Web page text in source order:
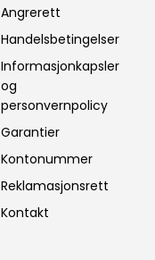
Angrerett
Handelsbetingelser
Informasjonkapsler
og
personvernpolicy
Garantier
Kontonummer
Reklamasjonsrett
Kontakt